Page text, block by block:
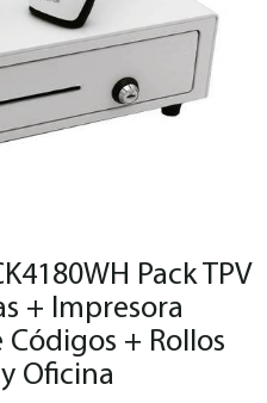
Pack TPV
+ Impresora
+ Rollos
Oficina